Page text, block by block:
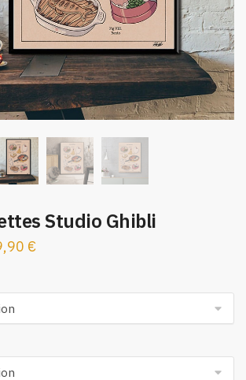
Studio Ghibli
€Plage